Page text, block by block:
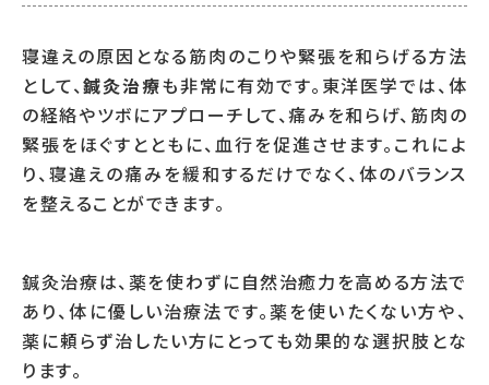
寝違えの原因となる筋肉のこりや緊張を和らげる方法
として、鍼灸治療も非常に有効です。東洋医学では、体
の経絡やツボにアプローチして、痛みを和らげ、筋肉の
緊張をほぐすとともに、血行を促進させます。これによ
り、寝違えの痛みを緩和するだけでなく、体のバランス
を整えることができます。
鍼灸治療は、薬を使わずに自然治癒力を高める方法で
あり、体に優しい治療法です。薬を使いたくない方や、
薬に頼らず治したい方にとっても効果的な選択肢とな
ります。